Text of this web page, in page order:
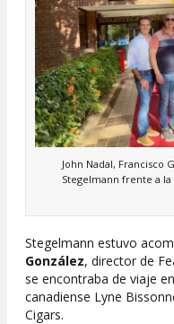
John Nadal, Francisco
Stegelmann frente a
Stegelmann estuvo
González, director de
se encontraba de viaje
canadiense Lyne
Cigars.